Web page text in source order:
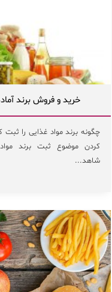
خرید و فروش برند
چگونه برند مواد غذایی را ثبت
کردن موضوع ثبت برند
شاهد...